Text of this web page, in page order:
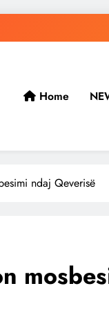
Home
ndaj Qeverisë